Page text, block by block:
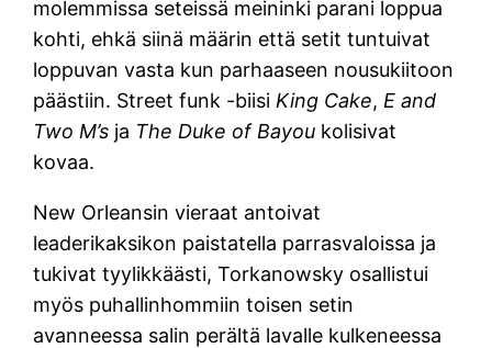
molemmissa seteissä meininki parani loppua
kohti, ehkä siinä määrin että setit tuntuivat
loppuvan vasta kun parhaaseen nousukiitoon
päästiin. Street funk -biisi King Cake, E and
Two M’s ja The Duke of Bayou kolisivat
kovaa.
New Orleansin vieraat antoivat
leaderikaksikon paistatella parrasvaloissa ja
tukivat tyylikkäästi, Torkanowsky osallistui
myös puhallinhommiin toisen setin
avanneessa salin perältä lavalle kulkeneessa